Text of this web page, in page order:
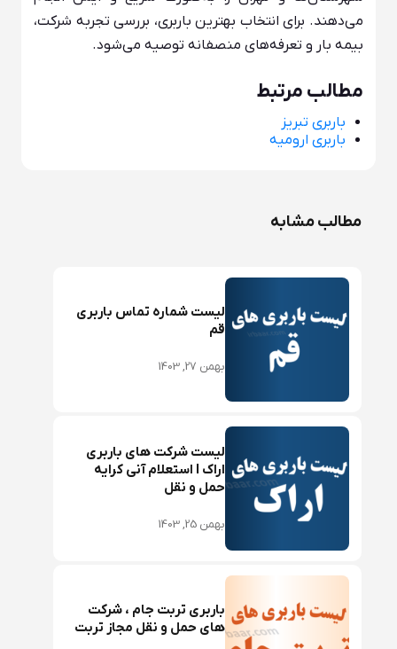
می‌دهند. برای انتخاب بهترین باربری، بررسی تجربه شرکت،
بیمه بار و تعرفه‌های منصفانه توصیه می‌شود.
مطالب مرتبط
باربری تبریز
باربری ارومیه
مطالب مشابه
لیست شماره تماس باربری
قم
بهمن 27, 1403
لیست شرکت های باربری
اراک I استعلام آنی کرایه
حمل و نقل
بهمن 25, 1403
باربری تربت جام ، شرکت
های حمل و نقل مجاز تربت